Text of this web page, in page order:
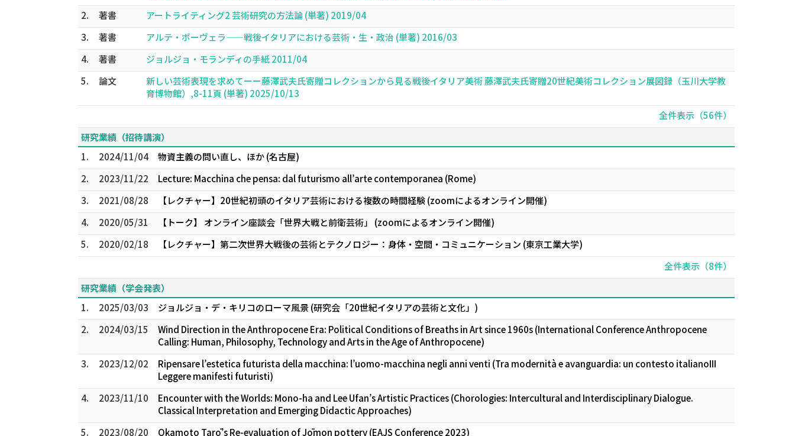
2.
著書
アートライティング2 芸術研究の方法論 (単著) 2019/04
3.
著書
アルテ・ポーヴェラ——戦後イタリアにおける芸術・生・政治 (単著) 2016/03
4.
著書
ジョルジョ・モランディの手紙 2011/04
5.
論文
新しい芸術表現を求めてーー藤澤武夫氏寄贈コレクションから見る戦後イタリア美術 藤澤武夫氏寄贈20世紀美術コレクション展図録（玉川大学教
育博物館）,8-11頁 (単著) 2025/10/13
全件表示（56件）
研究業績（招待講演）
1.
2024/11/04
物資主義の問い直し、ほか (名古屋)
2.
2023/11/22
Lecture: Macchina che pensa: dal futurismo all’arte contemporanea (Rome)
3.
2021/08/28
【レクチャー】20世紀初頭のイタリア芸術における複数の時間経験 (zoomによるオンライン開催)
4.
2020/05/31
【トーク】 オンライン座談会「世界大戦と前衛芸術」 (zoomによるオンライン開催)
5.
2020/02/18
【レクチャー】第二次世界大戦後の芸術とテクノロジー：身体・空間・コミュニケーション (東京工業大学)
全件表示（8件）
研究業績（学会発表）
1.
2025/03/03
ジョルジョ・デ・キリコのローマ風景 (研究会「20世紀イタリアの芸術と文化」)
2.
2024/03/15
Wind Direction in the Anthropocene Era: Political Conditions of Breaths in Art since 1960s (International Conference Anthropocene
Calling: Human, Philosophy, Technology and Arts in the Age of Anthropocene)
3.
2023/12/02
Ripensare l’estetica futurista della macchina: l’uomo-macchina negli anni venti (Tra modernità e avanguardia: un contesto italianoIII
Leggere manifesti futuristi)
4.
2023/11/10
Encounter with the Worlds: Mono-ha and Lee Ufan’s Artistic Practices (Chorologies: Intercultural and Interdisciplinary Dialogue.
Classical Interpretation and Emerging Didactic Approaches)
5.
2023/08/20 Okamoto Tarō’s Re-evaluation of Jōmon pottery (EAJS Conference 2023)